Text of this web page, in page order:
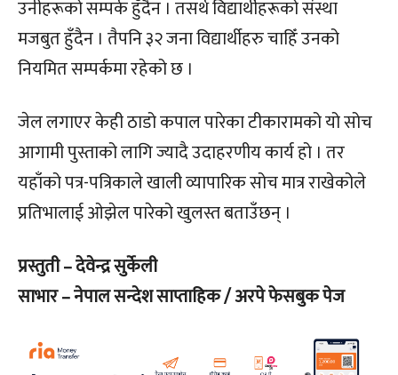
उनीहरूको सम्पर्क हुँदैन । तसर्थ विद्यार्थीहरूको संस्था
मजबुत हुँदैन । तैपनि ३२ जना विद्यार्थीहरु चाहिँ उनको
नियमित सम्पर्कमा रहेको छ ।
जेल लगाएर केही ठाडो कपाल पारेका टीकारामको यो सोच
आगामी पुस्ताको लागि ज्यादै उदाहरणीय कार्य हो । तर
यहाँको पत्र-पत्रिकाले खाली व्यापारिक सोच मात्र राखेकोले
प्रतिभालाई ओझेल पारेको खुलस्त बताउँछन् ।
प्रस्तुती – देवेन्द्र सुर्केली
साभार – नेपाल सन्देश साप्ताहिक / अरपे फेसबुक पेज